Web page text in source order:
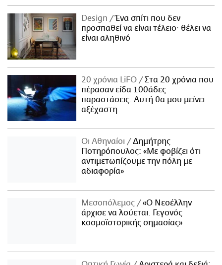
Design
Ένα σπίτι που δεν
προσπαθεί να είναι τέλειο· θέλει να
είναι αληθινό
20 χρόνια LiFO
Στα 20 χρόνια που
πέρασαν είδα 100άδες
παραστάσεις. Αυτή θα μου μείνει
αξέχαστη
Οι Αθηναίοι
Δημήτρης
Ποτηρόπουλος: «Με φοβίζει ότι
αντιμετωπίζουμε την πόλη με
αδιαφορία»
Μεσοπόλεμος
«Ο Νεοέλλην
άρχισε να λούεται. Γεγονός
κοσμοϊστορικής σημασίας»